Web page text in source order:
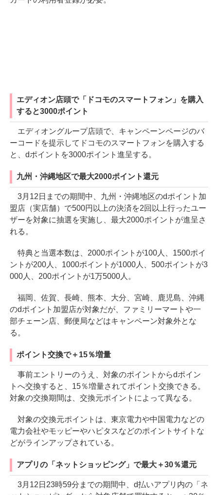
エディオン店頭で「ドコモのスマートフォン」を購入
すると3000ポイント
エディオングループ店頭で、キャンペーンページのバ
ーコードを提示してドコモのスマートフォンを購入する
と、dポイントを3000ポイント進呈する。
九州・沖縄地区で最大2000ポイント還元
3月12日までの期間中、九州・沖縄地区のdポイント加
盟店（実店舗）で500円以上の決済を2回以上行ったユー
ザーを対象に抽選を実施し、最大2000ポイントが進呈さ
れる。
特典と当選本数は、2000ポイントが100人、1500ポイ
ントが200人、1000ポイントが1000人、500ポイントが3
000人、200ポイントが1万5000人。
福岡、佐賀、長崎、熊本、大分、宮崎、鹿児島、沖縄
のdポイント加盟店が対象だが、ファミリーマートや一
部チェーン店、郵便局などはキャンペーン対象外とな
る。
ポイント交換で＋15％増量
事前エントリーのうえ、対象のポイントからdポイン
トへ交換すると、15％増量されてポイント交換できる。
対象の交換期間は、交換元ポイントによって異なる。
対象の交換元ポイントは、東京電力や中国電力などの
電力会社やモッピーやハピタスなどのポイントサイトな
どがラインアップされている。
アプリの「ネットショッピング」で最大＋30％還元
3月12日23時59分までの期間中、d払いアプリ内の「ネ